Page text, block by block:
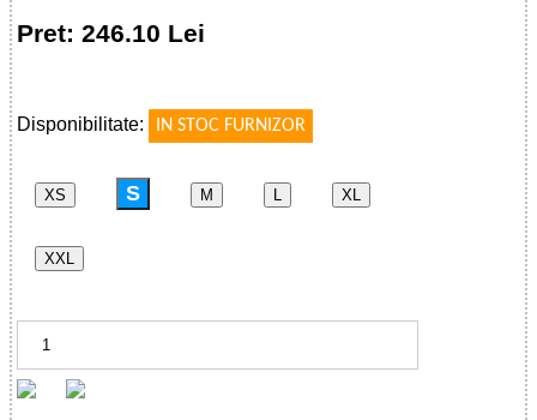
Pret: 246.10 Lei
Disponibilitate:
IN STOC FURNIZOR
XS S M XL
XXL